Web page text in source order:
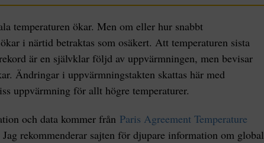
temperaturen ökar. Men om eller hur snabbt
i närtid betraktas som osäkert. Att temperaturen sista
är en självklar följd av uppvärmningen, men bevisar
Ändringar i uppvärmningstakten skattas här med
uppvärmning för allt högre temperaturer.
och data kommer från Paris Agreement Temperature
rekommenderar sajten för djupare information om global